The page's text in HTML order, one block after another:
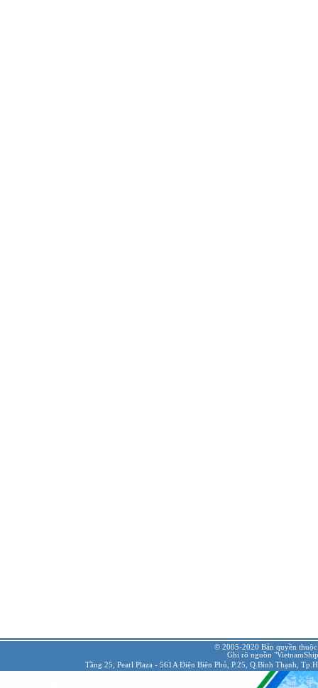
© 2005-2020 Bản quyền
Ghi rõ nguồn
Tầng 25, Pearl Plaza - 561A Điện Biên Phủ, P.25, Q.Bình Thạnh,